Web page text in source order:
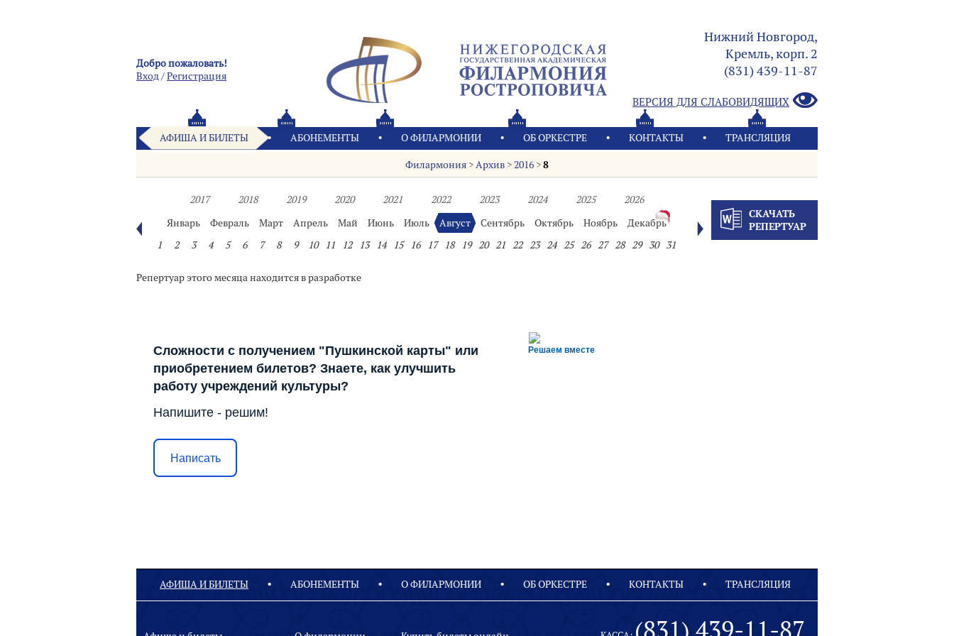
Добро пожаловать!
Вход/Pегистрация
Нижний Новгород,
Кремль, корп. 2
(831) 439-11-87
ВЕРСИЯ ДЛЯ СЛАБОВИДЯЩИХ
АФИША И БИЛЕТЫ АБОНЕМЕНТЫ О ФИЛАРМОНИИ OБ ОРКЕСТРЕ КОНТАКТЫ ТРАНСЛЯЦИЯ
Филармония >Архив >2016 >8
2017 2018 2019 2020 2021 2022 2023 2024 2025
2026
Январь
Февраль Март Апрель Май Июнь Июль Август Сентябрь Октябрь Ноябрь
Декабрь
1
2 3 4 5 6 7 8 9 10 11 12 13 14 15 16 17 18 19 20 21 22 23 24 25 26 27 28 29 30 31
СКАЧАТЬ
РЕПЕРТУАР
Репертуар этого месяца находится в разработке
Решаем вместе
Сложности с получением "Пушкинской карты" или
приобретением билетов? Знаете, как улучшить
работу учреждений культуры?
Напишите - решим!
Написать
АФИША И БИЛЕТЫ АБОНЕМЕНТЫ О ФИЛАРМОНИИ OБ ОРКЕСТРЕ КОНТАКТЫ ТРАНСЛЯЦИЯ